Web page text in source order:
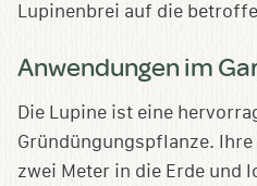
Lupinenbrei auf die
Anwendungen im
Die Lupine ist eine
Gründüngungspflanze.
zwei Meter in die Erde und